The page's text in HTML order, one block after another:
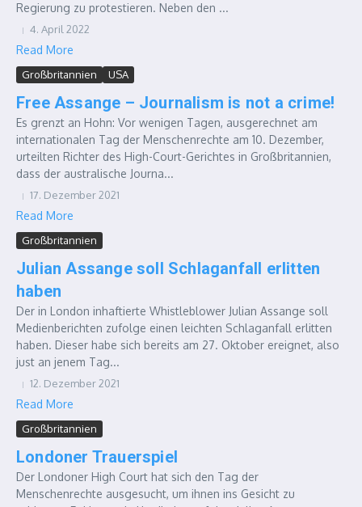
Regierung zu protestieren. Neben den ...
4. April 2022
Read More
Großbritannien USA
Free Assange – Journalism is not a crime!
Es grenzt an Hohn: Vor wenigen Tagen, ausgerechnet am
internationalen Tag der Menschenrechte am 10. Dezember,
urteilten Richter des High-Court-Gerichtes in Großbritannien,
dass der australische Journa...
17. Dezember 2021
Read More
Großbritannien
Julian Assange soll Schlaganfall erlitten
haben
Der in London inhaftierte Whistleblower Julian Assange soll
Medienberichten zufolge einen leichten Schlaganfall erlitten
haben. Dieser habe sich bereits am 27. Oktober ereignet, also
just an jenem Tag...
12. Dezember 2021
Read More
Großbritannien
Londoner Trauerspiel
Der Londoner High Court hat sich den Tag der
Menschenrechte ausgesucht, um ihnen ins Gesicht zu